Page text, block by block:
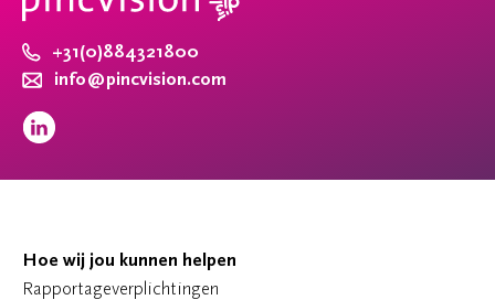
+31(0)884321800
info@pincvision.com
Hoe wij jou kunnen helpen
Rapportageverplichtingen